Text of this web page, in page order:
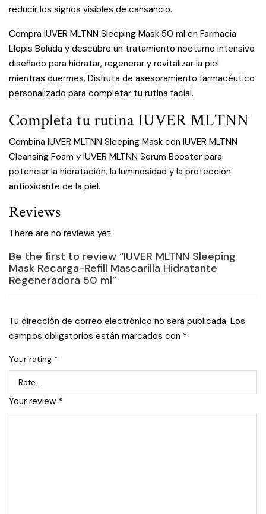
reducir los signos visibles de cansancio.
Compra IUVER MLTNN Sleeping Mask 50 ml en Farmacia
Llopis Boluda y descubre un tratamiento nocturno intensivo
diseñado para hidratar, regenerar y revitalizar la piel
mientras duermes. Disfruta de asesoramiento farmacéutico
personalizado para completar tu rutina facial.
Completa tu rutina IUVER MLTNN
Combina IUVER MLTNN Sleeping Mask con IUVER MLTNN
Cleansing Foam y IUVER MLTNN Serum Booster para
potenciar la hidratación, la luminosidad y la protección
antioxidante de la piel.
Reviews
There are no reviews yet.
Be the first to review “IUVER MLTNN Sleeping
Mask Recarga-Refill Mascarilla Hidratante
Regeneradora 50 ml”
Tu dirección de correo electrónico no será publicada. Los
campos obligatorios están marcados con *
Your rating *
Your review *